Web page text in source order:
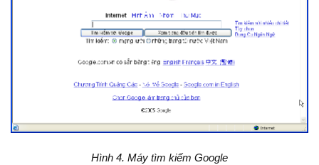
Hình 4. Máy tìm kiếm Google